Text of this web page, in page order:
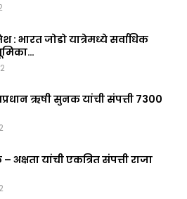
: भारत जोडो यात्रेमध्ये सर्वाधिक
ऋषी सुनक यांची संपत्ती 7300
यांची एकत्रित संपत्ती राजा